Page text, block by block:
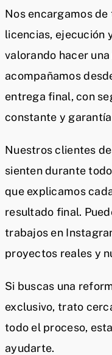
Nos encargamos
licencias, ejecución
valorando hacer
acompañamos
entrega final, con
constante y
Nuestros clientes
sienten durante
que explicamos
resultado final.
trabajos en
proyectos reales y
Si buscas una
exclusivo, trato
todo el proceso,
ayudarte.